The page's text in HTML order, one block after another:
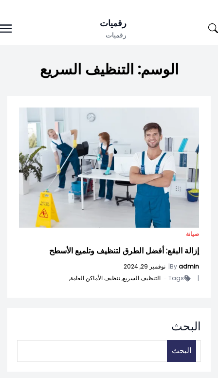
to
رقميات
رقميات
الوسم: التنظيف السريع
صيانة
إزالة البقع: أفضل الطرق لتنظيف وتلميع الأسطح
Byadmin
| نوفمبر 29, 2024
|
Tags - التنظيف السريع,تنظيف الأماكن العامة,
البحث
البحث